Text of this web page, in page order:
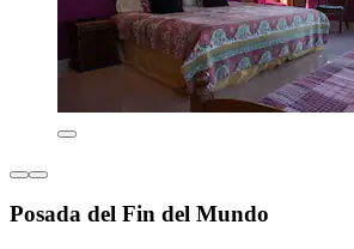
Posada del Fin del Mundo